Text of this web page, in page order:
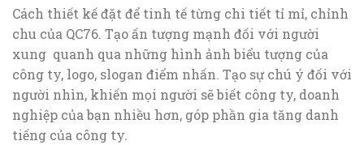
Cách thiết kế đặt để tinh tế từng chi tiết tỉ mỉ, chỉnh
chu của QC76. Tạo ấn tượng mạnh đối với người
xung quanh qua những hình ảnh biểu tượng của
công ty, logo, slogan điểm nhấn. Tạo sự chú ý đối với
người nhìn, khiến mọi người sẽ biết công ty, doanh
nghiệp của bạn nhiều hơn, góp phần gia tăng danh
tiếng của công ty.